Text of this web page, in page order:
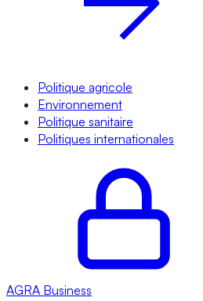
Politique agricole
Environnement
Politique sanitaire
Politiques internationales
AGRA Business